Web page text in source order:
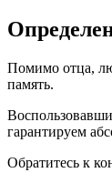
Помимо отца,
память.
гарантируем
Обратитесь к